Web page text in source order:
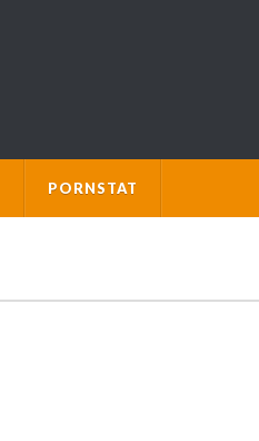
PORNSTAT